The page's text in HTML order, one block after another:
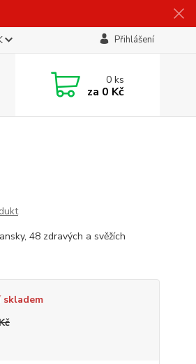
Přihlášení
0ks
za 0 Kč
48 zdravých a svěžích
skladem